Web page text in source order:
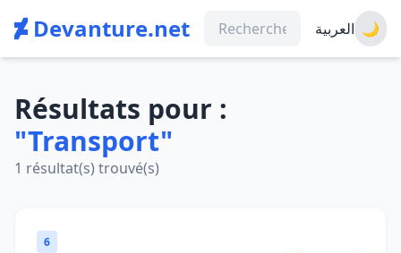
Devanture.net العربية 🌙
Résultats pour :
"Transport"
1 résultat(s) trouvé(s)
6